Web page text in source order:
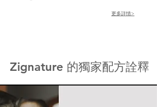
更多詳情>
Zignature 的獨家配方詮釋